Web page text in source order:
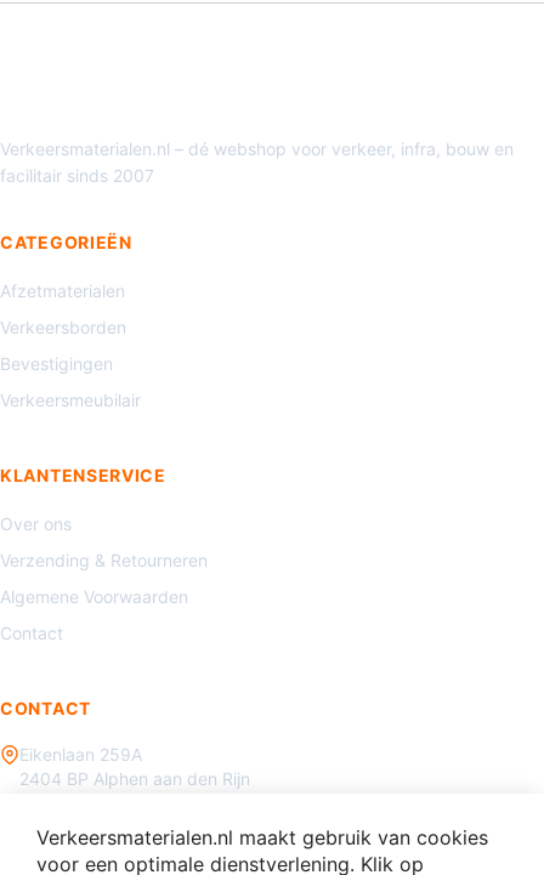
Verkeersmaterialen.nl – dé webshop voor verkeer, infra, bouw en
facilitair sinds 2007
CATEGORIEËN
Afzetmaterialen
Verkeersborden
Bevestigingen
Verkeersmeubilair
KLANTENSERVICE
Over ons
Verzending & Retourneren
Algemene Voorwaarden
Contact
CONTACT
Eikenlaan 259A
2404 BP Alphen aan den Rijn
info@verkeersmaterialen.nl
Verkeersmaterialen.nl maakt gebruik van cookies
voor een optimale dienstverlening. Klik op